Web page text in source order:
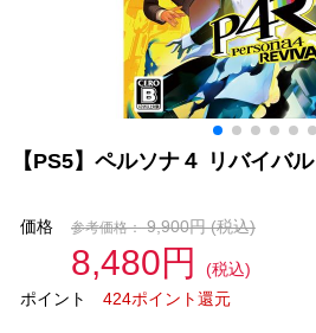
【PS5】ペルソナ４ リバイバル
価格 参考価格： 9,900円(税込)
8,480円
(税込)
ポイント
424ポイント還元